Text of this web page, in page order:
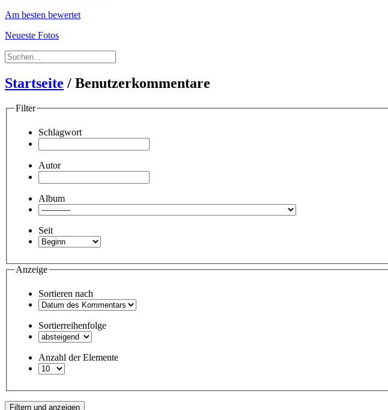
Am besten bewertet
Neueste Fotos
Startseite / Benutzerkommentare
Filter
Schlagwort
Autor
Album
Seit
Anzeige
Sortieren nach
Sortierreihenfolge
Anzahl der Elemente